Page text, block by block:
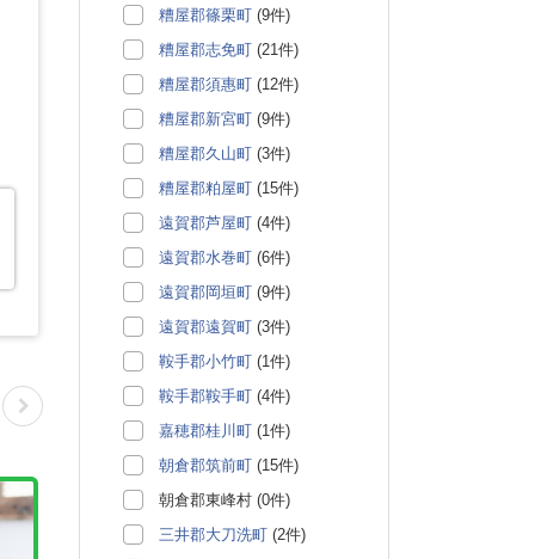
糟屋郡篠栗町 (9件)
糟屋郡志免町 (21件)
糟屋郡須惠町 (12件)
糟屋郡新宮町 (9件)
糟屋郡久山町 (3件)
糟屋郡粕屋町 (15件)
遠賀郡芦屋町 (4件)
遠賀郡水巻町 (6件)
遠賀郡岡垣町 (9件)
遠賀郡遠賀町 (3件)
鞍手郡小竹町 (1件)
鞍手郡鞍手町 (4件)
嘉穂郡桂川町 (1件)
朝倉郡筑前町 (15件)
朝倉郡東峰村 (0件)
三井郡大刀洗町 (2件)